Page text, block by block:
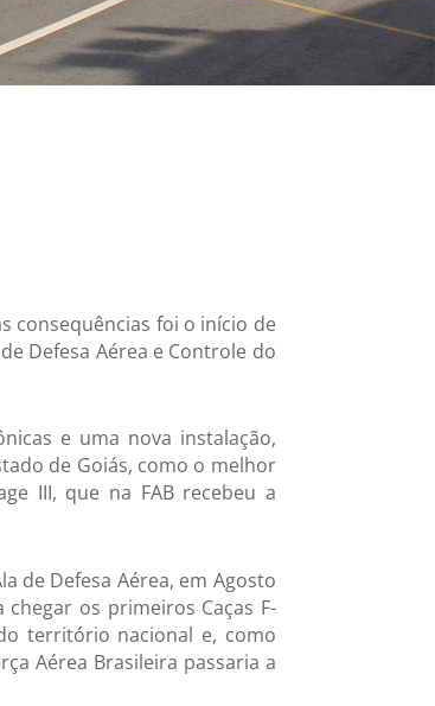
consequências foi o início de
Defesa Aérea e Controle do
e uma nova instalação,
de Goiás, como o melhor
III, que na FAB recebeu a
de Defesa Aérea, em Agosto
os primeiros Caças F-
território nacional e, como
Aérea Brasileira passaria a